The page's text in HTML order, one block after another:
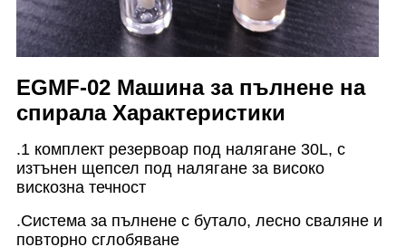
EGMF-02 Машина за пълнене на
спирала Характеристики
.1 комплект резервоар под налягане 30L, с
изтънен щепсел под налягане за високо
вискозна течност
.Система за пълнене с бутало, лесно сваляне и
повторно сглобяване